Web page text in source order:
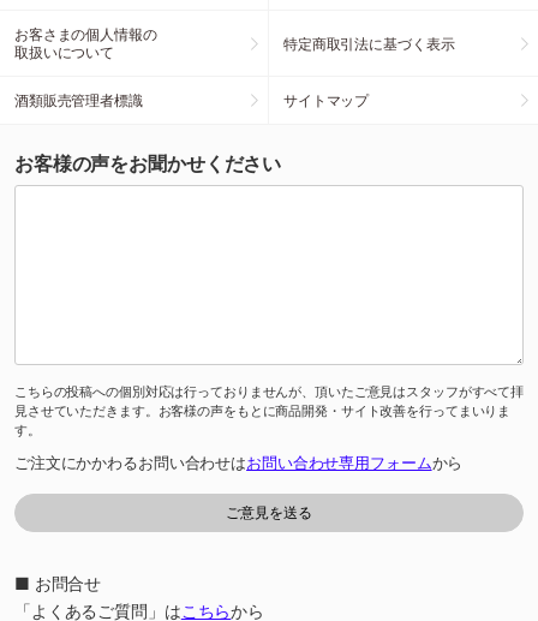
お客さまの個人情報の
取扱いについて
特定商取引法に基づく表示
酒類販売管理者標識 サイトマップ
お客様の声をお聞かせください
こちらの投稿への個別対応は行っておりませんが、頂いたご意見はスタッフがすべて拝
見させていただきます。お客様の声をもとに商品開発・サイト改善を行ってまいりま
す。
ご注文にかかわるお問い合わせはお問い合わせ専用フォームから
■ お問合せ
「よくあるご質問」はこちらから